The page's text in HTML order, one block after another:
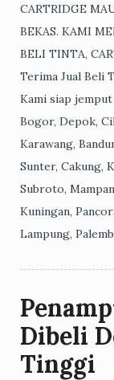
CARTRIDGE
BEKAS. KAMI
BELI TINTA,
Terima Jual Beli
Kami siap
Bogor, Depok,
Karawang,
Sunter, Cakung,
Subroto,
Kuningan,
Lampung,
Dibeli
Tinggi